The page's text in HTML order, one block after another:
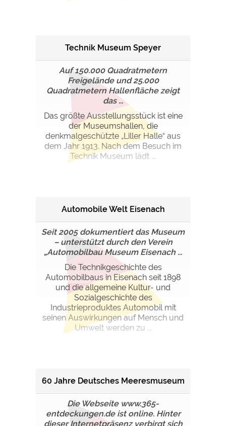
Technik Museum Speyer
Auf 150.000 Quadratmetern
Freigelände und 25.000
Quadratmetern Hallenfläche zeigt
das ...
Das größte Ausstellungsstück ist eine
der Museumshallen, die
denkmalgeschützte „Liller Halle“ aus
dem Jahr 1913. Nach dem Besuch im
Technik Museum lädt ...
Automobile Welt Eisenach
Seit 2005 dokumentiert das Museum
– unterstützt durch den Verein
„Automobilbau Museum Eisenach ...
Die Technikgeschichte des
Automobilbaus in Eisenach seit 1898
und die allgemeine Kultur- und
Sozialgeschichte des
Industrieproduktes Automobil mit
seinen Auswirkungen auf Mensch und
Umwelt werden zu ...
60 Jahre Deutsches Meeresmuseum
Die Webseite www.365-
entdeckungen.de ist online. Hinter
dieser Internetpräsenz verbirgt sich